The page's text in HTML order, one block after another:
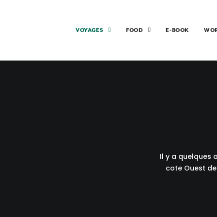
VOYAGES FOOD E-BOOK
Il y a quelques
cote Ouest